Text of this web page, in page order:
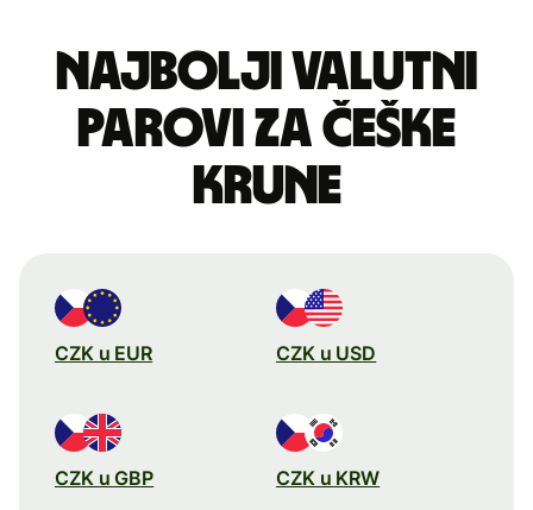
Najbolji valutni
parovi za češke
krune
CZK u EUR CZK u USD
CZK u GBP CZK u KRW